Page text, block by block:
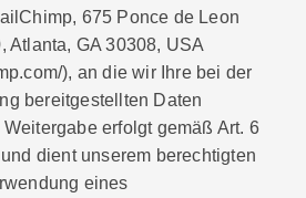
675 Ponce de Leon
Atlanta, GA 30308, USA
), an die wir Ihre bei der
bereitgestellten Daten
erfolgt gemäß Art. 6
dient unserem berechtigten
eines